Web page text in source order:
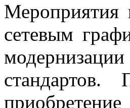
Мероприятия
сетевым
стандартов.